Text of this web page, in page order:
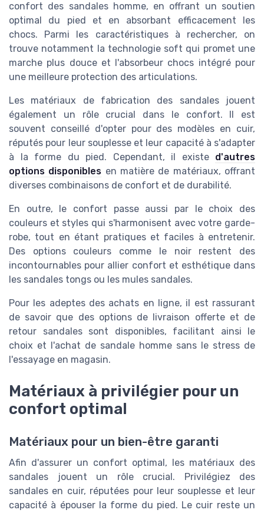
confort des sandales homme, en offrant un soutien
optimal du pied et en absorbant efficacement les
chocs. Parmi les caractéristiques à rechercher, on
trouve notamment la technologie soft qui promet une
marche plus douce et l'absorbeur chocs intégré pour
une meilleure protection des articulations.
Les matériaux de fabrication des sandales jouent
également un rôle crucial dans le confort. Il est
souvent conseillé d'opter pour des modèles en cuir,
réputés pour leur souplesse et leur capacité à s'adapter
à la forme du pied. Cependant, il existe d'autres
options disponibles en matière de matériaux, offrant
diverses combinaisons de confort et de durabilité.
En outre, le confort passe aussi par le choix des
couleurs et styles qui s'harmonisent avec votre garde-
robe, tout en étant pratiques et faciles à entretenir.
Des options couleurs comme le noir restent des
incontournables pour allier confort et esthétique dans
les sandales tongs ou les mules sandales.
Pour les adeptes des achats en ligne, il est rassurant
de savoir que des options de livraison offerte et de
retour sandales sont disponibles, facilitant ainsi le
choix et l'achat de sandale homme sans le stress de
l'essayage en magasin.
Matériaux à privilégier pour un
confort optimal
Matériaux pour un bien-être garanti
Afin d'assurer un confort optimal, les matériaux des
sandales jouent un rôle crucial. Privilégiez des
sandales en cuir, réputées pour leur souplesse et leur
capacité à épouser la forme du pied. Le cuir reste un